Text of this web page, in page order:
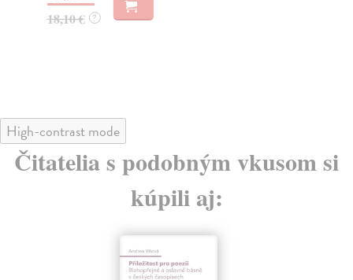
18,10 € ?
High-contrast mode
Čitatelia s podobným vkusom si
kúpili aj: